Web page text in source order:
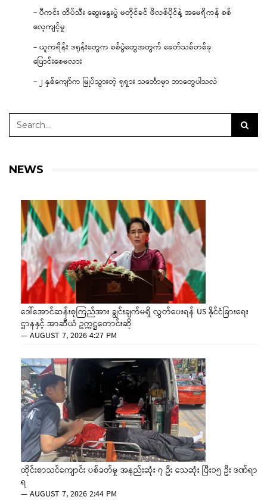
– ပီကင်း ထိပ်သီး ဆွေးနွေးပွဲ မတိုင်ခင် ဖိလစ်ပိုင်နဲ့ အမေရိကန် စစ်
လေ့ကျင့်မှု
– ယူကရိန်း ဒရုန်းတွေက စစ်ပွဲတွေအတွက် ခေတ်သစ်တစ်ခု
ပြောင်းစေမလား
– ၂ နှစ်ကျော်က မြုပ်သွားတဲ့ ရုရှား သင်္ဘောမှာ ဘာတွေပါသလဲ
NEWS
ဒေါ်အောင်ဆန်းစုကြည်အား ချွင်းချက်မရှိ လွှတ်ပေးရန် US နိုင်ငံခြားရေး
ဌာနနှင့် အာဆီယံ ဥက္ကဋ္ဌတောင်းဆို
—AUGUST 7, 2026 4:27 PM
ထိုင်းစာသင်ကျောင်း ပစ်ခတ်မှု အနည်းဆုံး ၇ ဦး သေဆုံး ပြီး၁၅ ဦး ဒဏ်ရာ
ရ
—AUGUST 7, 2026 2:44 PM